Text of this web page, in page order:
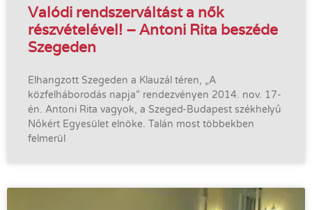
Valódi rendszerváltást a nők
részvételével! – Antoni Rita beszéde
Szegeden
Elhangzott Szegeden a Klauzál téren, „A
közfelháborodás napja” rendezvényen 2014. nov. 17-
én. Antoni Rita vagyok, a Szeged-Budapest székhelyű
Nőkért Egyesület elnöke. Talán most többekben
felmerül